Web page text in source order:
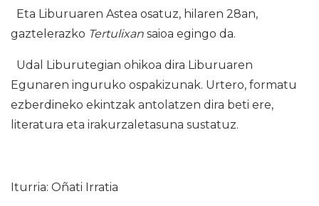
Eta Liburuaren Astea osatuz, hilaren 28an,
gaztelerazko Tertulixan saioa egingo da.
Udal Liburutegian ohikoa dira Liburuaren
Egunaren inguruko ospakizunak. Urtero, formatu
ezberdineko ekintzak antolatzen dira beti ere,
literatura eta irakurzaletasuna sustatuz.
Iturria: Oñati Irratia